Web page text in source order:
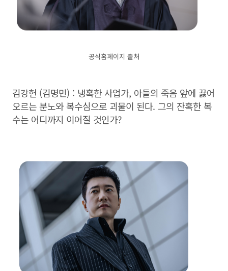
공식홈페이지 출처
김강헌 (김명민) : 냉혹한 사업가, 아들의 죽음 앞에 끓어
오르는 분노와 복수심으로 괴물이 된다. 그의 잔혹한 복
수는 어디까지 이어질 것인가?